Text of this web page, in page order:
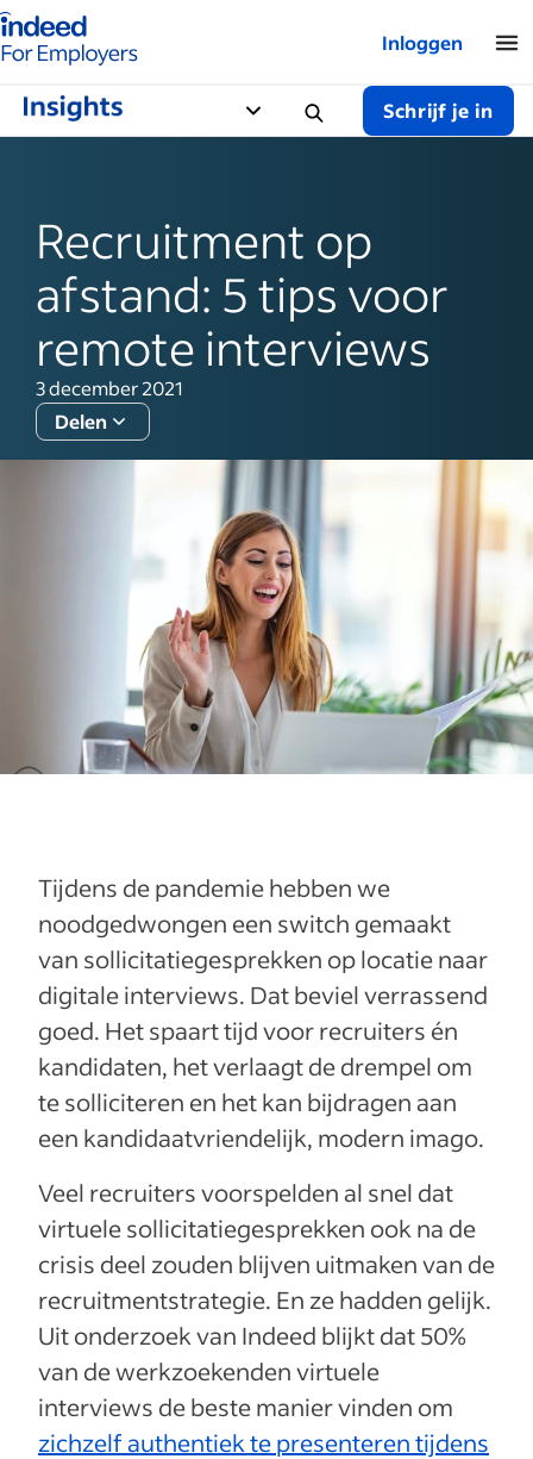
van Indeed - Voor werkgevers
Inloggen
Schrijf je in
Recruitment op
afstand: 5 tips voor
remote interviews
3 december 2021
Delen
Tijdens de pandemie hebben we
noodgedwongen een switch gemaakt
van sollicitatiegesprekken op locatie naar
digitale interviews. Dat beviel verrassend
goed. Het spaart tijd voor recruiters én
kandidaten, het verlaagt de drempel om
te solliciteren en het kan bijdragen aan
een kandidaatvriendelijk, modern imago.
Veel recruiters voorspelden al snel dat
virtuele sollicitatiegesprekken ook na de
crisis deel zouden blijven uitmaken van de
recruitmentstrategie. En ze hadden gelijk.
Uit onderzoek van Indeed blijkt dat 50%
van de werkzoekenden virtuele
interviews de beste manier vinden om
zichzelf authentiek te presenteren tijdens